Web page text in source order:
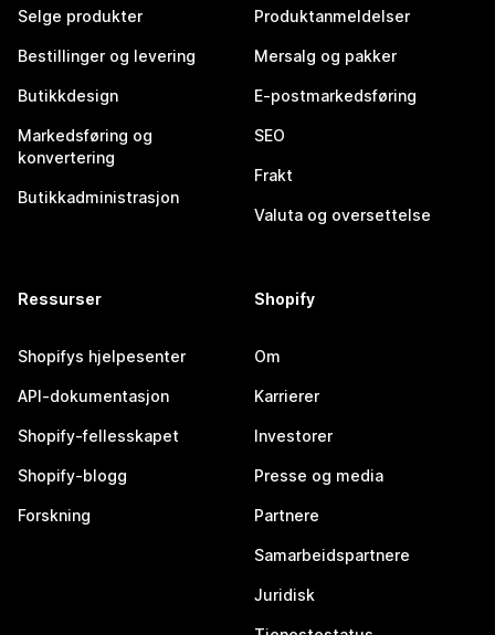
Selge produkter
Bestillinger og levering
Butikkdesign
Markedsføring og
konvertering
Butikkadministrasjon
Produktanmeldelser
Mersalg og pakker
E-postmarkedsføring
SEO
Frakt
Valuta og oversettelse
Ressurser
Shopifys hjelpesenter
API-dokumentasjon
Shopify-fellesskapet
Shopify-blogg
Forskning
Shopify
Om
Karrierer
Investorer
Presse og media
Partnere
Samarbeidspartnere
Juridisk